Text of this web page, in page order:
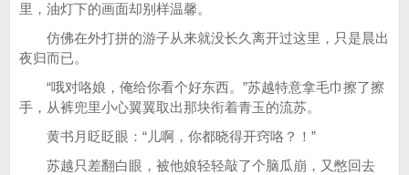
里，油灯下的画面却别样温馨。
仿佛在外打拼的游子从来就没长久离开过这里，只是晨出
夜归而已。
“哦对咯娘，俺给你看个好东西。”苏越特意拿毛巾擦了擦
手，从裤兜里小心翼翼取出那块衔着青玉的流苏。
黄书月眨眨眼：“儿啊，你都晓得开窍咯？！”
苏越只差翻白眼，被他娘轻轻敲了个脑瓜崩，又憋回去